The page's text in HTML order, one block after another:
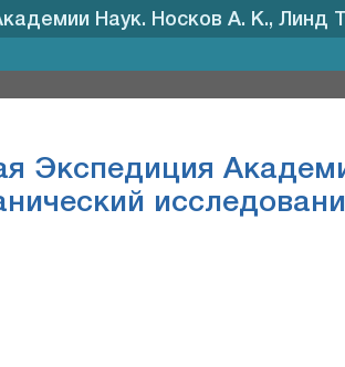
Наук. Носков А. К., Линд
Экспедиция